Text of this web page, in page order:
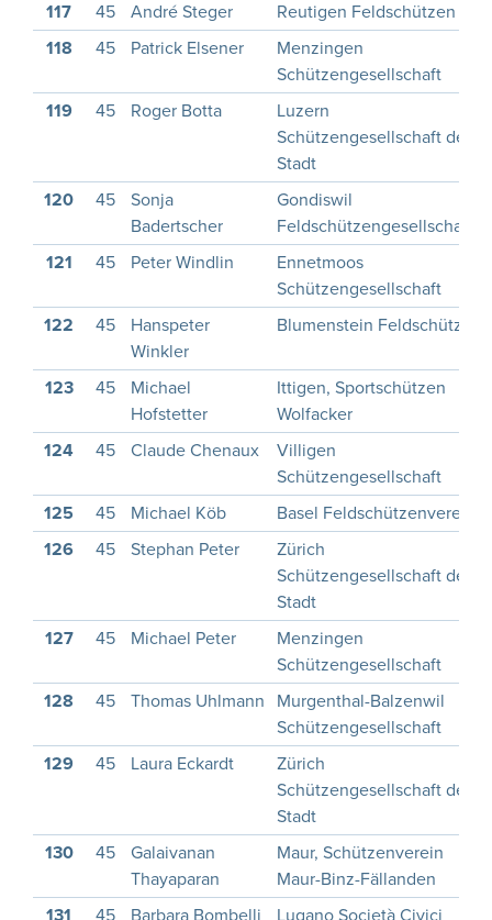
117
45 André Steger
Reutigen Feldschützen
118
45 Patrick Elsener
Menzingen
Schützengesellschaft
119
45 Roger Botta
Luzern
Schützengesellschaft der
Stadt
120
45
Sonja
Badertscher
Gondiswil
Feldschützengesellschaft
121
45 Peter Windlin
Ennetmoos
Schützengesellschaft
122
45
Hanspeter
Winkler
Blumenstein Feldschützen
123 45
Michael
Hofstetter
Ittigen, Sportschützen
Wolfacker
124
45 Claude Chenaux
Villigen
Schützengesellschaft
125
45 Michael Köb
Basel Feldschützenverein
126
45 Stephan Peter
Zürich
Schützengesellschaft der
Stadt
127
45 Michael Peter
Menzingen
Schützengesellschaft
128
45 Thomas Uhlmann
Murgenthal-Balzenwil
Schützengesellschaft
129
45 Laura Eckardt
Zürich
Schützengesellschaft der
Stadt
130
45
Galaivanan
Thayaparan
Maur, Schützenverein
Maur-Binz-Fällanden
131
45 Barbara Bombelli Lugano Società Civici